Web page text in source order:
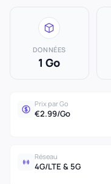
DONNÉES
1 Go
Prix par Go
€2.99/Go
Réseau
4G/LTE & 5G